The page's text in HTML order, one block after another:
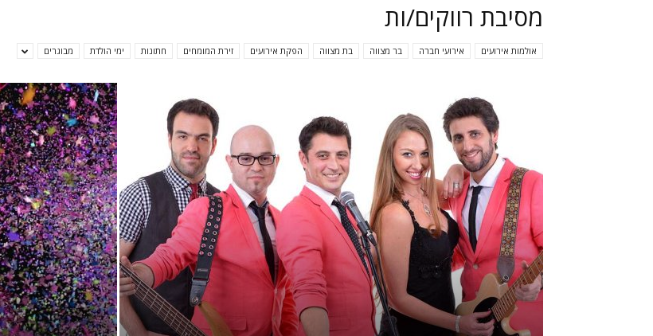
מסיבת רווקים/ות
אולמות אירועים אירועי חברה בר מצווה בת מצווה הפקת אירועים זירת המומחים חתונות ימי הולדת מבוגרים